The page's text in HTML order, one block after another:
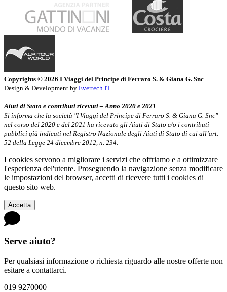
Copyrights © 2026 I Viaggi del Principe di Ferraro S. & Giana G. Snc
Design & Development by Evertech.IT
Aiuti di Stato e contributi ricevuti – Anno 2020 e 2021
Si informa che la società "I Viaggi del Principe di Ferraro S. & Giana G. Snc"
nel corso del 2020 e del 2021 ha ricevuto gli Aiuti di Stato e/o i contributi
pubblici già indicati nel Registro Nazionale degli Aiuti di Stato di cui all’art.
52 della Legge 24 dicembre 2012, n. 234.
I cookies servono a migliorare i servizi che offriamo e a ottimizzare
l'esperienza del'utente. Proseguendo la navigazione senza modificare
le impostazioni del browser, accetti di ricevere tutti i cookies di
questo sito web.
Accetta
Serve aiuto?
Per qualsiasi informazione o richiesta riguardo alle nostre offerte non
esitare a contattarci.
019 9270000